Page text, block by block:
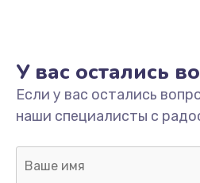
У вас остались
Если у вас остались
наши специалисты с